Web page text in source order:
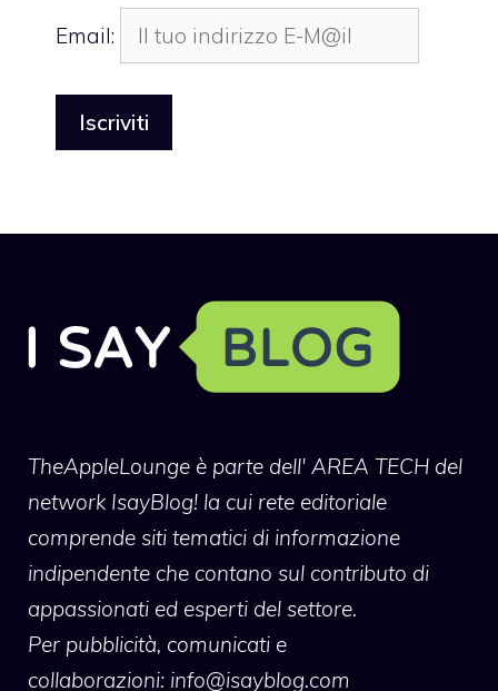
Email:
TheAppleLounge è parte dell' AREA TECH del
network IsayBlog! la cui rete editoriale
comprende siti tematici di informazione
indipendente che contano sul contributo di
appassionati ed esperti del settore.
Per pubblicità, comunicati e
collaborazioni: info@isayblog.com